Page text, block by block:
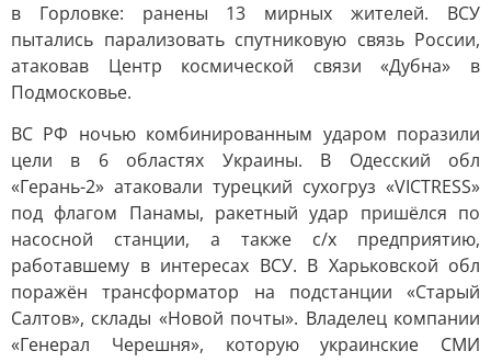
в Горловке: ранены 13 мирных жителей. ВСУ
пытались парализовать спутниковую связь России,
атаковав Центр космической связи «Дубна» в
Подмосковье.
ВС РФ ночью комбинированным ударом поразили
цели в 6 областях Украины. В Одесский обл
«Герань-2» атаковали турецкий сухогруз «VICTRESS»
под флагом Панамы, ракетный удар пришёлся по
насосной станции, а также с/х предприятию,
работавшему в интересах ВСУ. В Харьковской обл
поражён трансформатор на подстанции «Старый
Салтов», склады «Новой почты». Владелец компании
«Генерал Черешня», которую украинские СМИ